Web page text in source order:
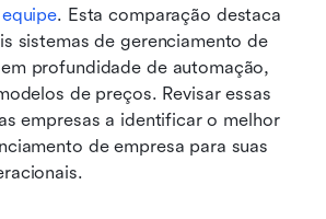
. Esta comparação destaca
sistemas de gerenciamento de
profundidade de automação,
de preços. Revisar essas
empresas a identificar o melhor
de empresa para suas